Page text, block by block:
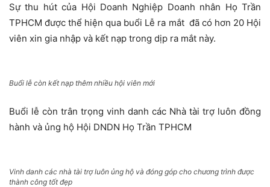
Sự thu hút của Hội Doanh Nghiệp Doanh nhân Họ Trần
TPHCM được thể hiện qua buổi Lễ ra mắt đã có hơn 20 Hội
viên xin gia nhập và kết nạp trong dịp ra mắt này.
Buổi lễ còn kết nạp thêm nhiều hội viên mới
Buổi lễ còn trân trọng vinh danh các Nhà tài trợ luôn đồng
hành và ủng hộ Hội DNDN Họ Trần TPHCM
Vinh danh các nhà tài trợ luôn ủng hộ và đóng góp cho chương trình được
thành công tốt đẹp